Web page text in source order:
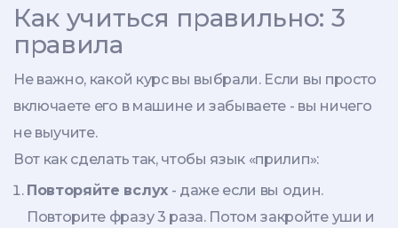
Как учиться правильно: 3
правила
Не важно, какой курс вы выбрали. Если вы просто
включаете его в машине и забываете - вы ничего
не выучите.
Вот как сделать так, чтобы язык «прилип»:
Повторяйте вслух- даже если вы один.
Повторите фразу 3 раза. Потом закройте уши и